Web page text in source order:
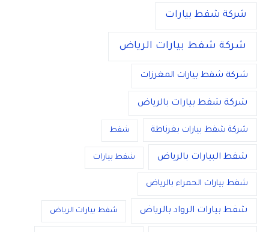
شركة شفط بيارات
شركة شفط بيارات الرياض
شركة شفط بيارات المغرزات
شركة شفط بيارات بالرياض
شركة شفط بيارات بغرناطة شفط
شفط البيارات بالرياض شفط بيارات
شفط بيارات الحمراء بالرياض
شفط بيارات الرواد بالرياض شفط بيارات الرياض